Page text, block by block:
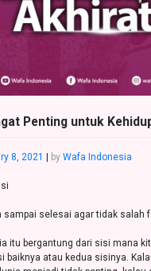
Penting untuk
8, 2021 by Wafa Indonesia
sampai selesai agar tidak salah
itu bergantung dari sisi mana
baiknya atau kedua sisinya.